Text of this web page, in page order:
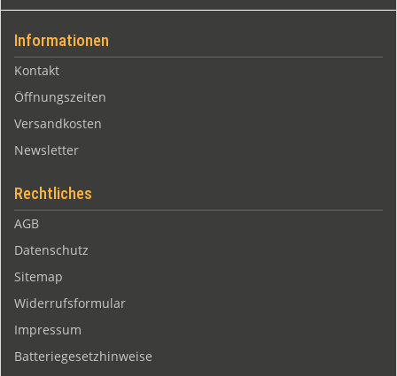
Informationen
Kontakt
Öffnungszeiten
Versandkosten
Newsletter
Rechtliches
AGB
Datenschutz
Sitemap
Widerrufsformular
Impressum
Batteriegesetzhinweise